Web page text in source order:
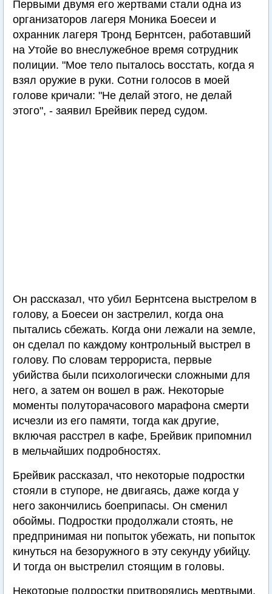
Первыми двумя его жертвами стали одна из
организаторов лагеря Моника Боесеи и
охранник лагеря Тронд Бернтсен, работавший
на Утойе во внеслужебное время сотрудник
полиции. "Мое тело пыталось восстать, когда я
взял оружие в руки. Сотни голосов в моей
голове кричали: "Не делай этого, не делай
этого", - заявил Брейвик перед судом.
Он рассказал, что убил Бернтсена выстрелом в
голову, а Боесеи он застрелил, когда она
пытались сбежать. Когда они лежали на земле,
он сделал по каждому контрольный выстрел в
голову. По словам террориста, первые
убийства были психологически сложными для
него, а затем он вошел в раж. Некоторые
моменты полуторачасового марафона смерти
исчезли из его памяти, тогда как другие,
включая расстрел в кафе, Брейвик припомнил
в мельчайших подробностях.
Брейвик рассказал, что некоторые подростки
стояли в ступоре, не двигаясь, даже когда у
него закончились боеприпасы. Он сменил
обоймы. Подростки продолжали стоять, не
предпринимая ни попыток убежать, ни попыток
кинуться на безоружного в эту секунду убийцу.
И тогда он выстрелил стоящим в головы.
Некоторые подростки притворялись мертвыми,